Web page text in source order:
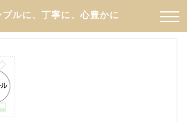
ルに、丁寧に、心豊かに